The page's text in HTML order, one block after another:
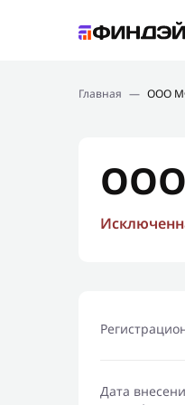
Новости
Главная — ООО
Дата